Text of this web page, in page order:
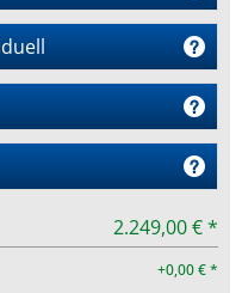
2.249,00 € *
+0,00 € *